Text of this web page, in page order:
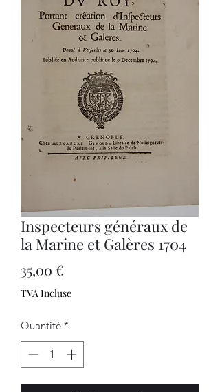
Inspecteurs généraux de
la Marine et Galères 1704
35,00 €
TVA Incluse
Quantité *